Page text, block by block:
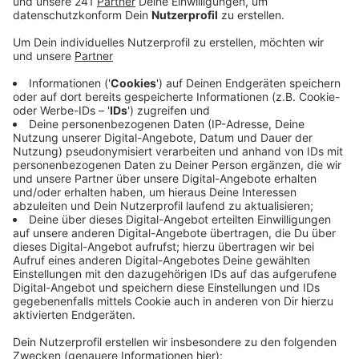
geben sollte.
Veröffentlicht:Mittwoch, 16.03.2022 18:27
Anzeige
Zwei Stunden lang hatten die Täter mit der Frau
telefoniert und sich unter anderem als Staatsanwalt
und Polizist ausgegeben. Die Rentnerin war allerdings
misstrauisch und hatte ihren Nachbarn zu Hilfe gerufen
– einen echten Polizisten. Der nahm dann den 17-
jährigen Tatverdächtigen fest, der wenig später bei
der Dame auftauchte, um die Beute abzuholen. Die
Polizei bittet in diesem Zusammenhang nochmal um
Vorsicht und sagt, dass Polizistin niemals an der Tür
oder am Telefon um die Herausgabe von Wertsachen
bitten würde.